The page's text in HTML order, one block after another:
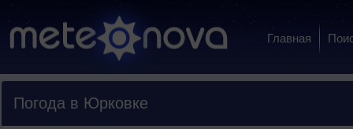
Главная
Погода в Юрковке